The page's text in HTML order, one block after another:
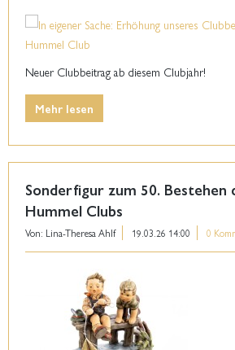
Neuer Clubbeitrag ab diesem Clubjahr!
Mehr lesen
Sonderfigur zum 50. Bestehen
Hummel Clubs
Von: Lina-Theresa Ahlf 19.03.26 14:00 0